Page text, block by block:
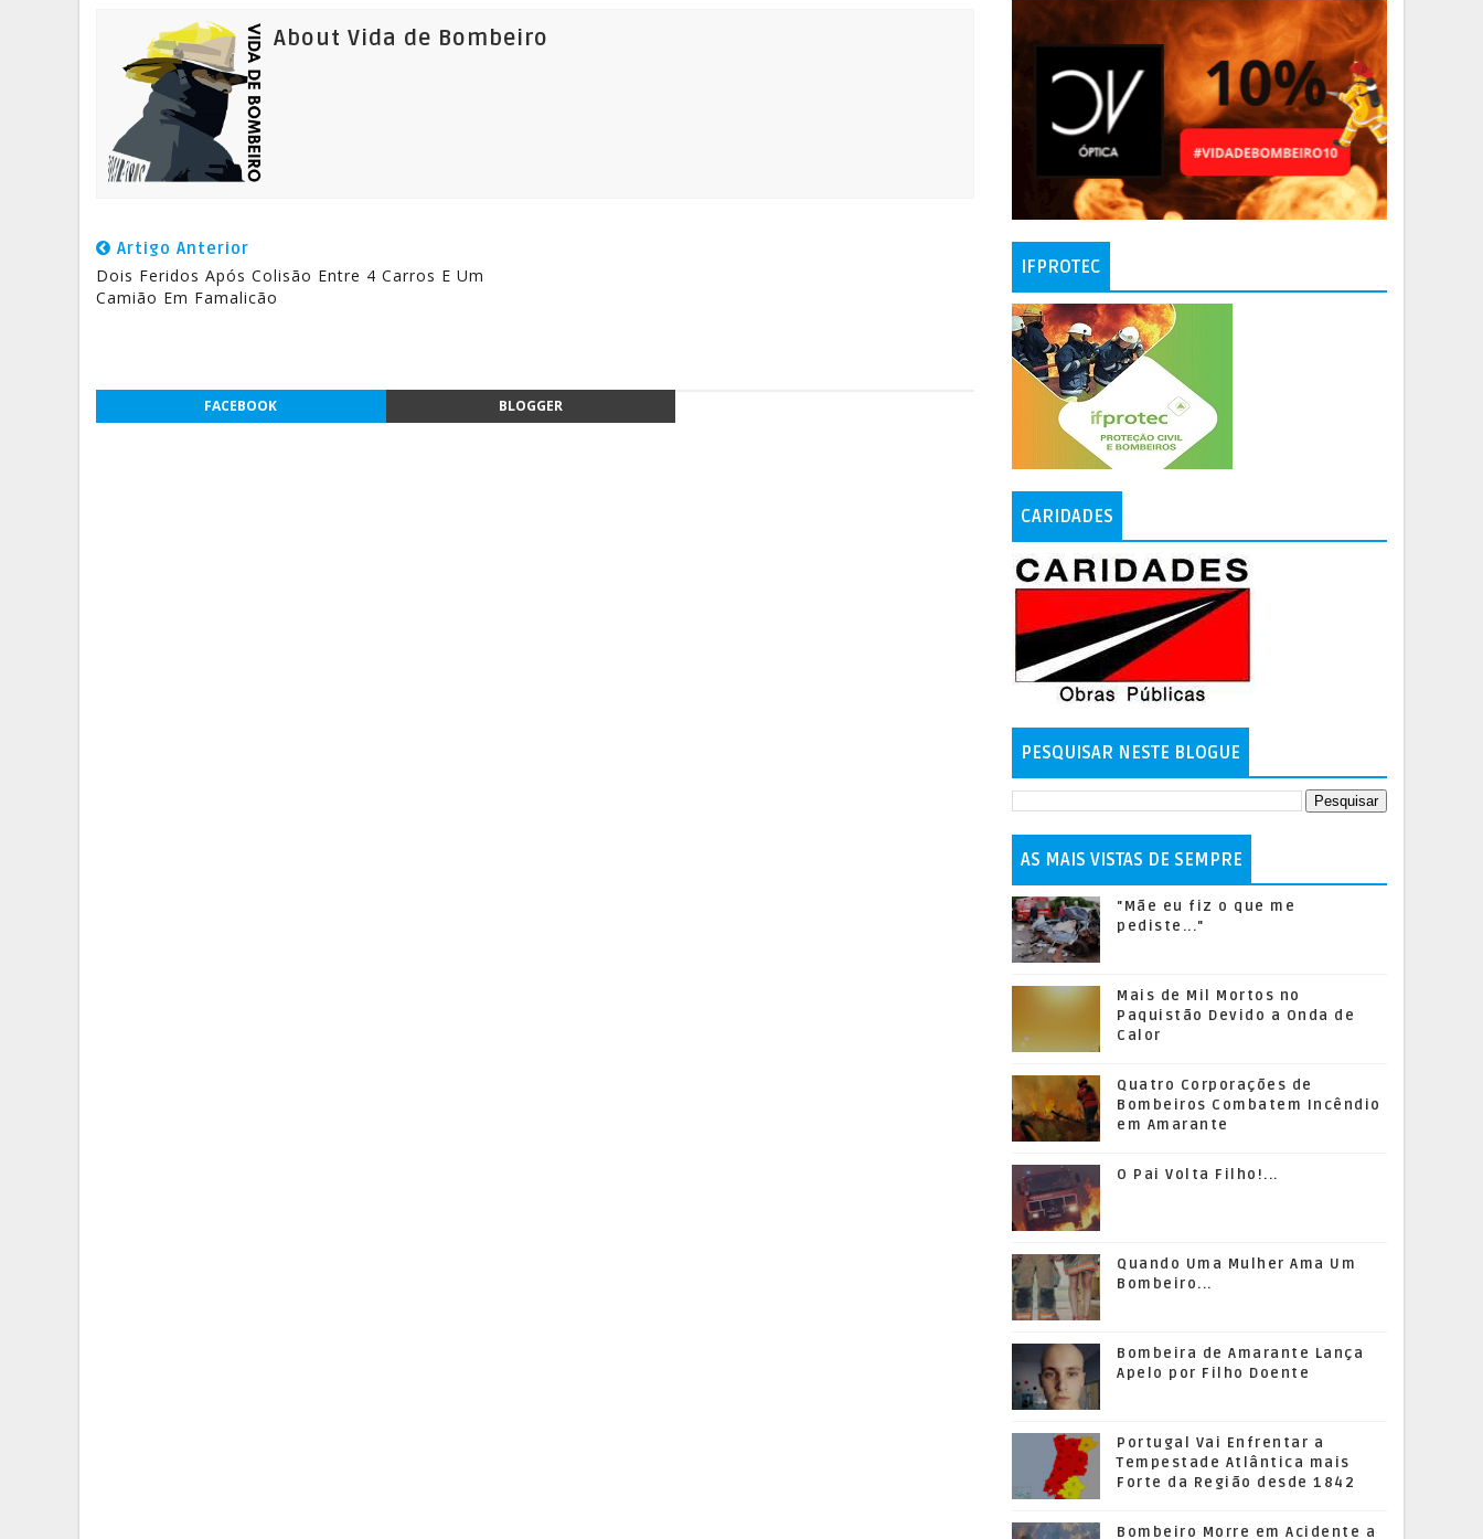
About Vida de Bombeiro
Artigo Anterior
Dois Feridos Após Colisão Entre 4 Carros E Um
Camião Em Famalicão
FACEBOOK BLOGGER
IFPROTEC
CARIDADES
PESQUISAR NESTE BLOGUE
AS MAIS VISTAS DE SEMPRE
"Mãe eu fiz o que me
pediste..."
Mais de Mil Mortos no
Paquistão Devido a Onda de
Calor
Quatro Corporações de
Bombeiros Combatem Incêndio
em Amarante
O Pai Volta Filho!...
Quando Uma Mulher Ama Um
Bombeiro...
Bombeira de Amarante Lança
Apelo por Filho Doente
Portugal Vai Enfrentar a
Tempestade Atlântica mais
Forte da Região desde 1842
Bombeiro Morre em Acidente a